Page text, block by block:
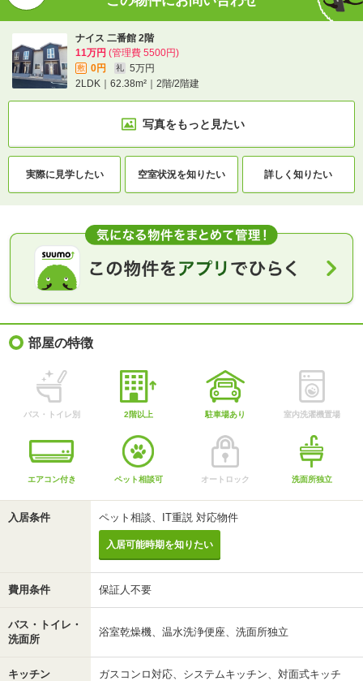
ナイス 二番館 2階
11万円 (管理費 5500円)
敷 0円 礼
5万円
2LDK｜62.38m²｜2階/2階建
写真をもっと見たい
実際に見学したい 空室状況を知りたい 詳しく知りたい
部屋の特徴
バス・トイレ別 2階以上 駐車場あり 室内洗濯機置場
エアコン付き ペット相談可 オートロック 洗面所独立
入居条件 ペット相談、IT重説 対応物件
入居可能時期を知りたい
費用条件 保証人不要
バス・トイレ・
洗面所
浴室乾燥機、温水洗浄便座、洗面所独立
キッチン
ガスコンロ対応、システムキッチン、対面式キッチ